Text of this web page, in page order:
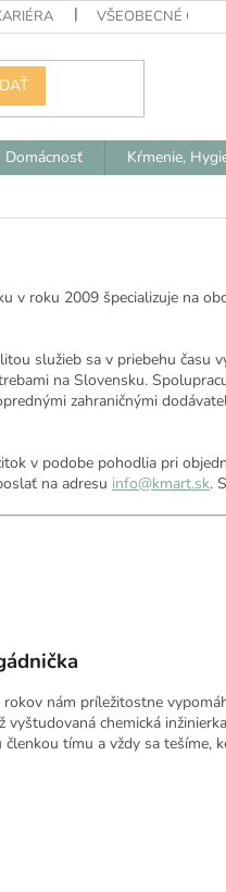
VŠEOBECNÉ
Domácnosť Kŕmenie,
v roku 2009 špecializuje na
služieb sa v priebehu času
na Slovensku.
zahraničnými
v podobe pohodlia pri
na adresu info@kmart.sk.
rokov nám príležitostne
vyštudovaná chemická
tímu a vždy sa tešíme,